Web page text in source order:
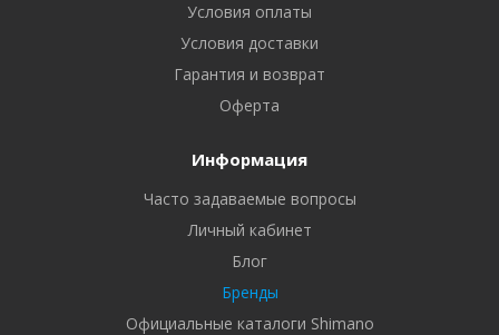
Условия оплаты
Условия доставки
Гарантия и возврат
Оферта
Информация
Часто задаваемые вопросы
Личный кабинет
Блог
Бренды
Официальные каталоги Shimano